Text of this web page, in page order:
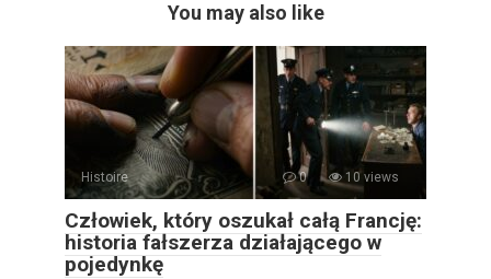
You may also like
Histoire 0 10 views
Człowiek, który oszukał całą Francję:
historia fałszerza działającego w
pojedynkę